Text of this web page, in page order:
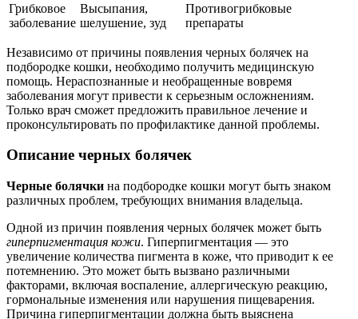
Грибковое
заболевание
Высыпания,
шелушение, зуд
Противогрибковые
препараты
Независимо от причины появления черных болячек на
подбородке кошки, необходимо получить медицинскую
помощь. Нераспознанные и необращенные вовремя
заболевания могут привести к серьезным осложнениям.
Только врач сможет предложить правильное лечение и
проконсультировать по профилактике данной проблемы.
Описание черных болячек
Черные болячки на подбородке кошки могут быть знаком
различных проблем, требующих внимания владельца.
Одной из причин появления черных болячек может быть
гиперпигментация кожи. Гиперпигментация — это
увеличение количества пигмента в коже, что приводит к ее
потемнению. Это может быть вызвано различными
факторами, включая воспаление, аллергическую реакцию,
гормональные изменения или нарушения пищеварения.
Причина гиперпигментации должна быть выяснена